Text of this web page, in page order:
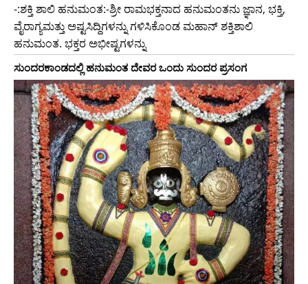
-:ಶಕ್ತಿ ಶಾಲಿ ಹನುಮಂತ:-ಶ್ರೀ ರಾಮಭಕ್ತನಾದ ಹನುಮಂತನು ಜ್ಞಾನ, ಭಕ್ತಿ,
ವೈರಾಗ್ಯಮತ್ತು ಅಷ್ಟಸಿದ್ದಿಗಳನ್ನು ಗಳಿಸಿಕೊಂಡ ಮಹಾನ್ ಶಕ್ತಿಶಾಲಿ
ಹನುಮಂತ. ಭಕ್ತರ ಅಭೀಷ್ಟಗಳನ್ನು
ಸುಂದರಕಾಂಡದಲ್ಲಿ ಹನುಮಂತ ದೇವರ ಒಂದು ಸುಂದರ ಪ್ರಸಂಗ